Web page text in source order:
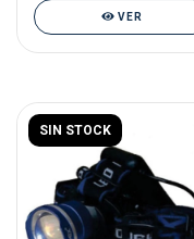
VER
SIN STOCK